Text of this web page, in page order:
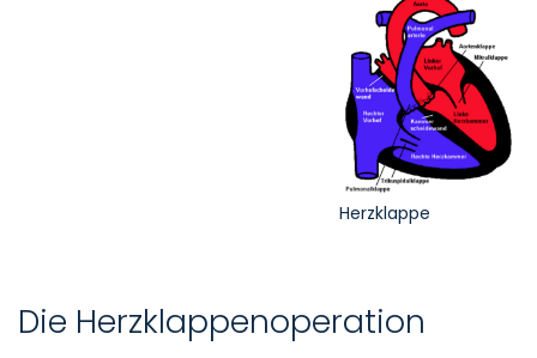
Herzklappe
Die Herzklappenoperation